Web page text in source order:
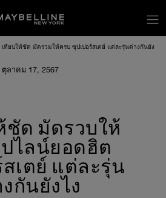
เทียบให้ชัด มัดรวมให้ครบ ซุปเปอร์สเตย์ แต่ละรุ่นต่างกันยัง
ตุลาคม 17, 2567
ชัด มัดรวบให้
ไลน์ยอดฮิต
เตย์ แต่ละรุ่น
กันยังไง